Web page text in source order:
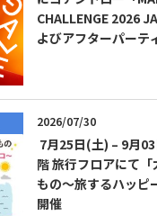
TEQUILA
CHALLENGE 2026
よびアフターパーテ
2026/07/30
7月25日(土) – 9月
階 旅行フロアにて
もの～旅するハッピ
開催